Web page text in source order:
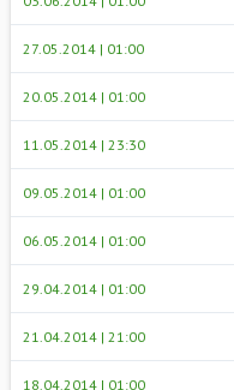
27.05.2014 | 01:00
20.05.2014 | 01:00
11.05.2014 | 23:30
09.05.2014 | 01:00
06.05.2014 | 01:00
29.04.2014 | 01:00
21.04.2014 | 21:00
18.04.2014 | 01:00